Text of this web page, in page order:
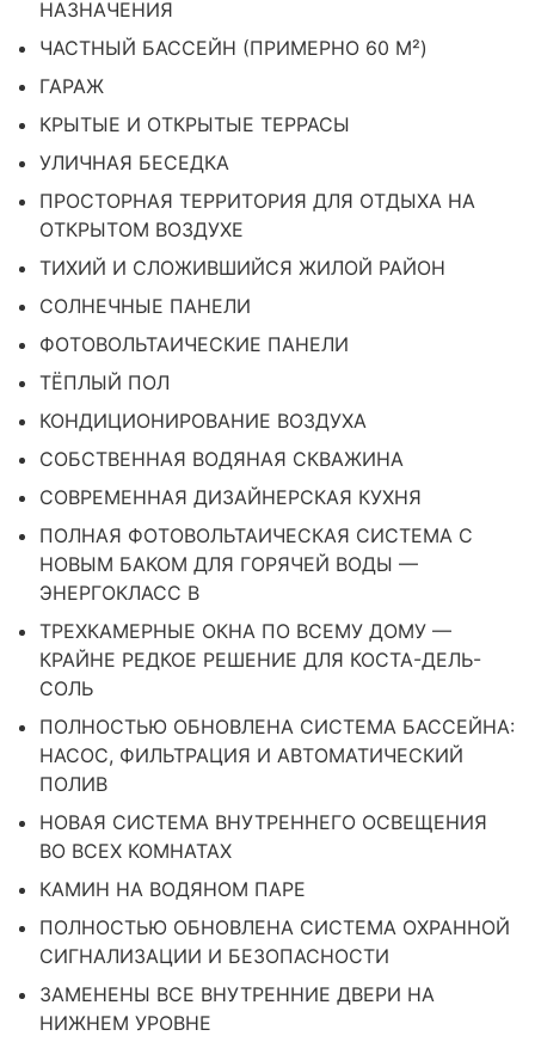
НАЗНАЧЕНИЯ
ЧАСТНЫЙ БАССЕЙН (ПРИМЕРНО 60 М²)
ГАРАЖ
КРЫТЫЕ И ОТКРЫТЫЕ ТЕРРАСЫ
УЛИЧНАЯ БЕСЕДКА
ПРОСТОРНАЯ ТЕРРИТОРИЯ ДЛЯ ОТДЫХА НА
ОТКРЫТОМ ВОЗДУХЕ
ТИХИЙ И СЛОЖИВШИЙСЯ ЖИЛОЙ РАЙОН
СОЛНЕЧНЫЕ ПАНЕЛИ
ФОТОВОЛЬТАИЧЕСКИЕ ПАНЕЛИ
ТЁПЛЫЙ ПОЛ
КОНДИЦИОНИРОВАНИЕ ВОЗДУХА
СОБСТВЕННАЯ ВОДЯНАЯ СКВАЖИНА
СОВРЕМЕННАЯ ДИЗАЙНЕРСКАЯ КУХНЯ
ПОЛНАЯ ФОТОВОЛЬТАИЧЕСКАЯ СИСТЕМА С
НОВЫМ БАКОМ ДЛЯ ГОРЯЧЕЙ ВОДЫ —
ЭНЕРГОКЛАСС B
ТРЕХКАМЕРНЫЕ ОКНА ПО ВСЕМУ ДОМУ —
КРАЙНЕ РЕДКОЕ РЕШЕНИЕ ДЛЯ КОСТА-ДЕЛЬ-
СОЛЬ
ПОЛНОСТЬЮ ОБНОВЛЕНА СИСТЕМА БАССЕЙНА:
НАСОС, ФИЛЬТРАЦИЯ И АВТОМАТИЧЕСКИЙ
ПОЛИВ
НОВАЯ СИСТЕМА ВНУТРЕННЕГО ОСВЕЩЕНИЯ
ВО ВСЕХ КОМНАТАХ
КАМИН НА ВОДЯНОМ ПАРЕ
ПОЛНОСТЬЮ ОБНОВЛЕНА СИСТЕМА ОХРАННОЙ
СИГНАЛИЗАЦИИ И БЕЗОПАСНОСТИ
ЗАМЕНЕНЫ ВСЕ ВНУТРЕННИЕ ДВЕРИ НА
НИЖНЕМ УРОВНЕ